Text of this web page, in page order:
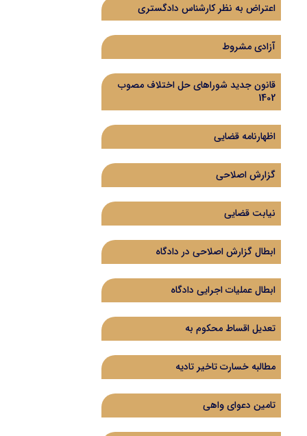
اعتراض به نظر کارشناس دادگستری
آزادی مشروط
قانون جدید شوراهای حل اختلاف مصوب
1402
اظهارنامه قضایی
گزارش اصلاحی
نیابت قضایی
ابطال گزارش اصلاحی در دادگاه
ابطال عملیات اجرایی دادگاه
تعدیل اقساط محکوم به
مطالبه خسارت تاخیر تادیه
تامین دعوای واهی